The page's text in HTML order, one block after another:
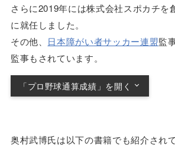
さらに2019年には株式会社スポカチを
に就任しました。
その他、 日本障がい者サッカー連盟監
監事もされています。
「プロ野球通算成績」を開く
奥村武博氏は以下の書籍でも紹介されて